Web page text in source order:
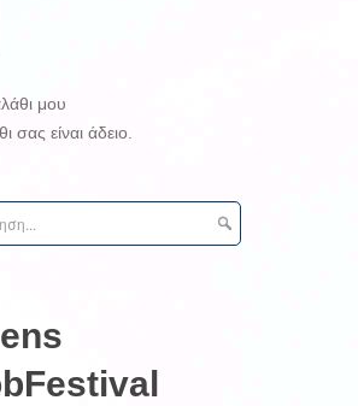
μου
σας είναι άδειο.